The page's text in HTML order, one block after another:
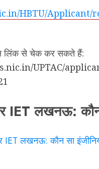
HBTU/
लिंक से चेक कर सकते हैं:
UPTAC/
IET लखनऊ: कौन
IET लखनऊ: कौन सा